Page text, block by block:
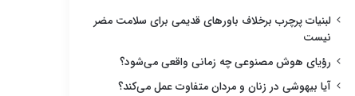
لبنیات پرچرب برخلاف باورهای قدیمی برای سلامت مضر
نیست
رؤیای هوش مصنوعی چه زمانی واقعی می‌شود؟
آیا بیهوشی در زنان و مردان متفاوت عمل می‌کند؟